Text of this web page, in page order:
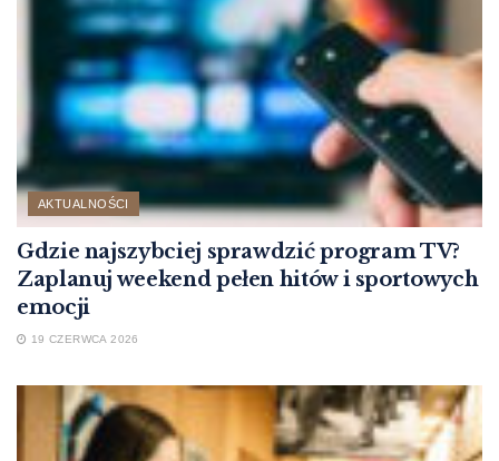
AKTUALNOŚCI
Gdzie najszybciej sprawdzić program TV?
Zaplanuj weekend pełen hitów i sportowych
emocji
19 CZERWCA 2026